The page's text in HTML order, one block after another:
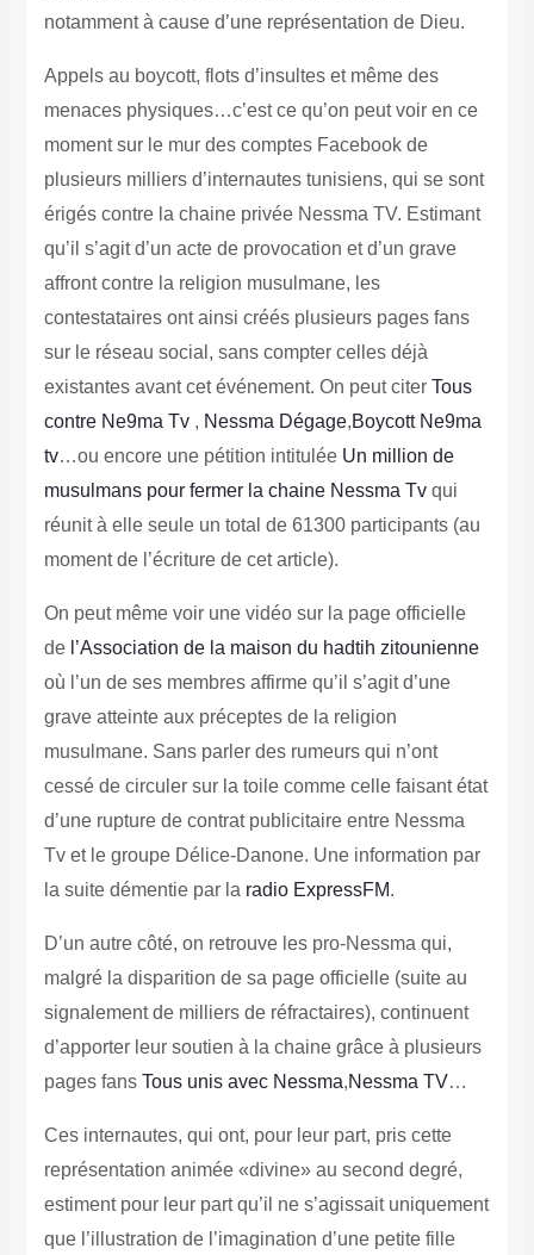
notamment à cause d’une représentation de Dieu.
Appels au boycott, flots d’insultes et même des
menaces physiques…c’est ce qu’on peut voir en ce
moment sur le mur des comptes Facebook de
plusieurs milliers d’internautes tunisiens, qui se sont
érigés contre la chaine privée Nessma TV. Estimant
qu’il s’agit d’un acte de provocation et d’un grave
affront contre la religion musulmane, les
contestataires ont ainsi créés plusieurs pages fans
sur le réseau social, sans compter celles déjà
existantes avant cet événement. On peut citer Tous
contre Ne9ma Tv, Nessma Dégage,Boycott Ne9ma
tv…ou encore une pétition intitulée Un million de
musulmans pour fermer la chaine Nessma Tvqui
réunit à elle seule un total de 61300 participants (au
moment de l’écriture de cet article).
On peut même voir une vidéo sur la page officielle
del’Association de la maison du hadtih zitounienne
où l’un de ses membres affirme qu’il s’agit d’une
grave atteinte aux préceptes de la religion
musulmane. Sans parler des rumeurs qui n’ont
cessé de circuler sur la toile comme celle faisant état
d’une rupture de contrat publicitaire entre Nessma
Tv et le groupe Délice-Danone. Une information par
la suite démentie par la radio ExpressFM.
D’un autre côté, on retrouve les pro-Nessma qui,
malgré la disparition de sa page officielle (suite au
signalement de milliers de réfractaires), continuent
d’apporter leur soutien à la chaine grâce à plusieurs
pages fansTous unis avec Nessma,Nessma TV…
Ces internautes, qui ont, pour leur part, pris cette
représentation animée «divine» au second degré,
estiment pour leur part qu’il ne s’agissait uniquement
que l’illustration de l’imagination d’une petite fille